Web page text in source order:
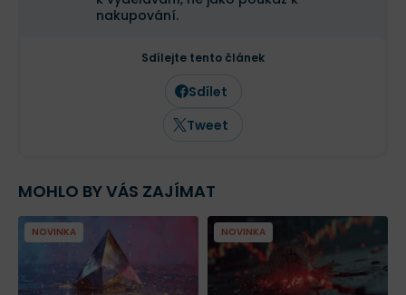
nakupování.
Sdílejte tento článek
Sdílet
Tweet
MOHLO BY VÁS ZAJÍMAT
NOVINKA NOVINKA